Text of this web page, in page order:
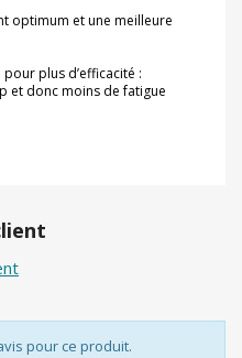
optimum et une meilleure
plus d’efficacité :
et donc moins de fatigue
pour ce produit.